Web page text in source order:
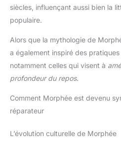
siècles, influençant aussi bien la
populaire.
Alors que la mythologie de
a également inspiré des pratiques
notamment celles qui visent à
profondeur du repos.
Comment Morphée est devenu
réparateur
L’évolution culturelle de Morphée